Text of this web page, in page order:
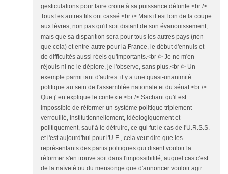
gesticulations pour faire croire à sa puissance défunte.<br />
Tous les autres fils ont cassé.<br /> Mais il est loin de la coupe
aux lèvres, non pas qu'il soit distant de son évanouissement,
mais que sa disparition sera pour tous les autres pays (rien
que cela) et entre-autre pour la France, le début d'ennuis et
de difficultés aussi réels qu'importants.<br /> Je ne m'en
réjouis ni ne le déplore, je l'observe, sans plus.<br /> Un
exemple parmi tant d'autres: il y a une quasi-unanimité
politique au sein de l'assemblée nationale et du sénat.<br />
Que j' en explique le contexte:<br /> Sachant qu'il est
impossible de réformer un système politique triplement
verrouillé, institutionnellement, idéologiquement et
politiquement, sauf à le détruire, ce qui fut le cas de l'U.R.S.S.
et l'est aujourd'hui pour l'U.E., cela veut dire que les
représentants des partis politiques qui disent vouloir la
réformer s'en trouve soit dans l'impossibilité, auquel cas c'est
de la naïveté ou du mensonge que d'annoncer vouloir agir